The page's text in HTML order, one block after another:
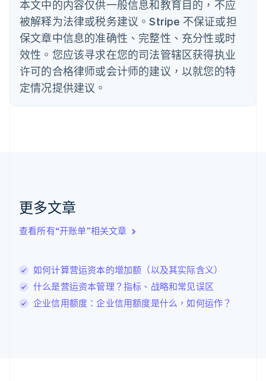
本文中的内容仅供一般信息和教育目的，不应
被解释为法律或税务建议。Stripe 不保证或担
保文章中信息的准确性、完整性、充分性或时
效性。您应该寻求在您的司法管辖区获得执业
许可的合格律师或会计师的建议，以就您的特
定情况提供建议。
更多文章
查看所有“开账单”相关文章
如何计算营运资本的增加额（以及其实际含义）
什么是营运资本管理？指标、战略和常见误区
企业信用额度：企业信用额度是什么，如何运作？
丹麦
English
德国
DeutschEnglish
法国
FrançaisEnglish
芬兰
EnglishSvenska
English
English
卢森堡
罗马尼亚
English